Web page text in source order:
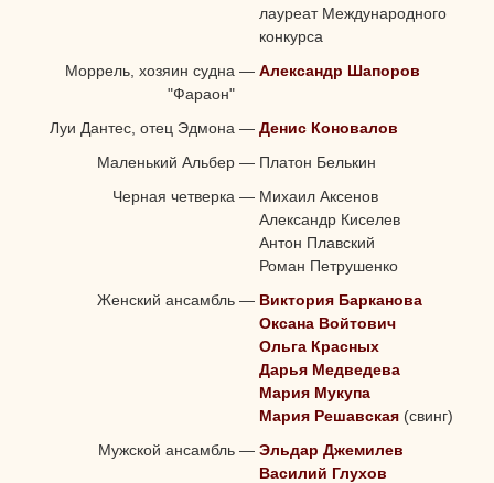
лауреат Международного
конкурса
Моррель, хозяин судна
"Фараон"
— Александр Шапоров
Луи Дантес, отец Эдмона — Денис Коновалов
Маленький Альбер — Платон Белькин
Черная четверка — Михаил Аксенов
Александр Киселев
Антон Плавский
Роман Петрушенко
Женский ансамбль — Виктория Барканова
Оксана Войтович
Ольга Красных
Дарья Медведева
Мария Мукупа
Мария Решавская (свинг)
Мужской ансамбль — Эльдар Джемилев
Василий Глухов